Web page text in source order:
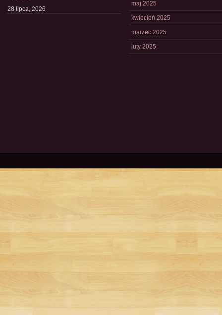
28 lipca, 2026
maj 2025
kwiecień 2025
marzec 2025
luty 2025